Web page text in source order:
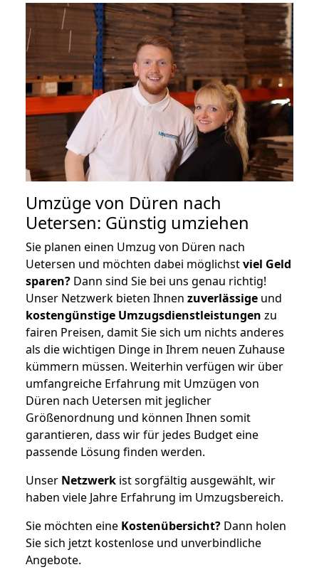
Umzüge von Düren nach
Uetersen: Günstig umziehen
Sie planen einen Umzug von Düren nach
Uetersen und möchten dabei möglichstviel Geld
sparen? Dann sind Sie bei uns genau richtig!
Unser Netzwerk bieten Ihnen zuverlässige und
kostengünstige Umzugsdienstleistungen zu
fairen Preisen, damit Sie sich um nichts anderes
als die wichtigen Dinge in Ihrem neuen Zuhause
kümmern müssen. Weiterhin verfügen wir über
umfangreiche Erfahrung mit Umzügen von
Düren nach Uetersen mit jeglicher
Größenordnung und können Ihnen somit
garantieren, dass wir für jedes Budget eine
passende Lösung finden werden.
Unser Netzwerk ist sorgfältig ausgewählt, wir
haben viele Jahre Erfahrung im Umzugsbereich.
Sie möchten eine Kostenübersicht? Dann holen
Sie sich jetzt kostenlose und unverbindliche
Angebote.